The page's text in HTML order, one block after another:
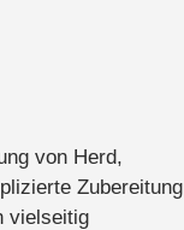
von Herd,
Zubereitung
vielseitig